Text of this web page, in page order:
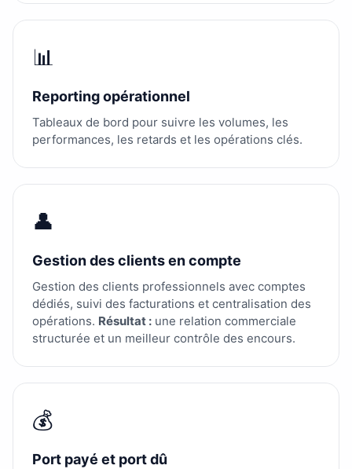
📊
Reporting opérationnel
Tableaux de bord pour suivre les volumes, les
performances, les retards et les opérations clés.
👤
Gestion des clients en compte
Gestion des clients professionnels avec comptes
dédiés, suivi des facturations et centralisation des
opérations. Résultat : une relation commerciale
structurée et un meilleur contrôle des encours.
💰
Port payé et port dû